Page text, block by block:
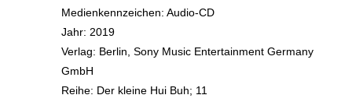
Medienkennzeichen: Audio-CD
Jahr: 2019
Verlag: Berlin, Sony Music Entertainment Germany
GmbH
Reihe: Der kleine Hui Buh; 11